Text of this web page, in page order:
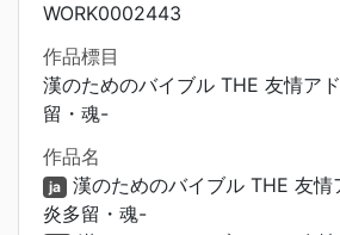
WORK0002443
作品標目
漢のためのバイブル THE 友情ア
留・魂-
作品名
ja 漢のためのバイブル THE 友情
炎多留・魂-